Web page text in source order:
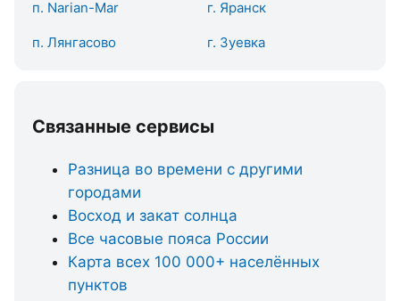
п. Narian-Mar г. Яранск
п. Лянгасово г. Зуевка
Связанные сервисы
Разница во времени с другими
городами
Восход и закат солнца
Все часовые пояса России
Карта всех 100 000+ населённых
пунктов